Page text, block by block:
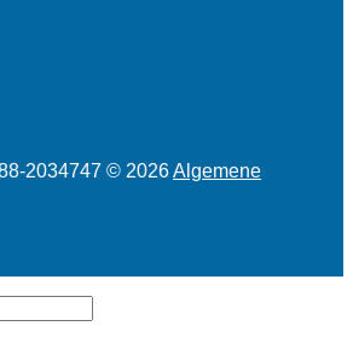
2034747 © 2026Algemene